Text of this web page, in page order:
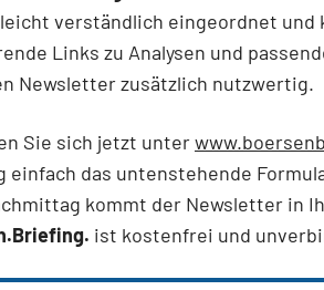
leicht verständlich eingeordnet
Links zu Analysen und
Newsletter zusätzlich nutzwertig.
Sie sich jetzt unter
einfach das untenstehende
kommt der Newsletter in
ist kostenfrei und